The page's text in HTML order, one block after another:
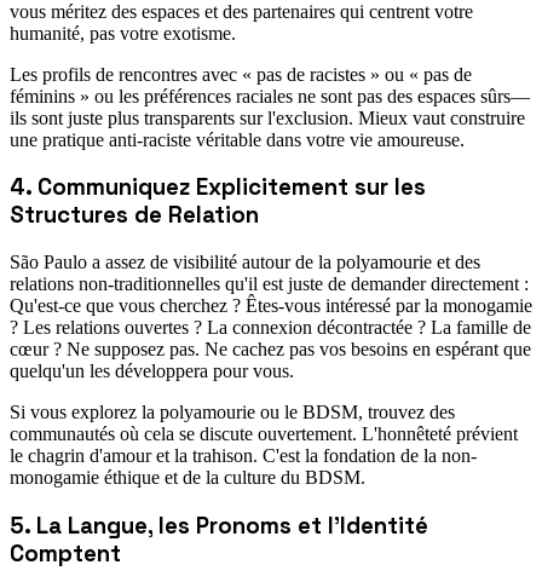
vous méritez des espaces et des partenaires qui centrent votre
humanité, pas votre exotisme.
Les profils de rencontres avec « pas de racistes » ou « pas de
féminins » ou les préférences raciales ne sont pas des espaces sûrs—
ils sont juste plus transparents sur l'exclusion. Mieux vaut construire
une pratique anti-raciste véritable dans votre vie amoureuse.
4. Communiquez Explicitement sur les
Structures de Relation
São Paulo a assez de visibilité autour de la polyamourie et des
relations non-traditionnelles qu'il est juste de demander directement :
Qu'est-ce que vous cherchez ? Êtes-vous intéressé par la monogamie
? Les relations ouvertes ? La connexion décontractée ? La famille de
cœur ? Ne supposez pas. Ne cachez pas vos besoins en espérant que
quelqu'un les développera pour vous.
Si vous explorez la polyamourie ou le BDSM, trouvez des
communautés où cela se discute ouvertement. L'honnêteté prévient
le chagrin d'amour et la trahison. C'est la fondation de la non-
monogamie éthique et de la culture du BDSM.
5. La Langue, les Pronoms et l'Identité
Comptent